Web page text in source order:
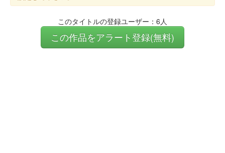
このタイトルの登録ユーザー：6人
この作品をアラート登録(無料)